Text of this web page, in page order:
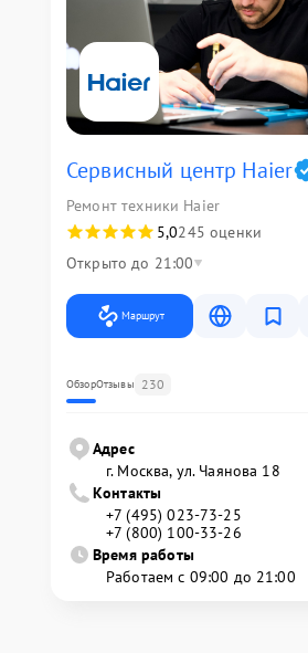
Сервисный центр Haier
Ремонт техники Haier
5,0245 оценки
Открыто до 21:00
Маршрут
ОбзорОтзывы 230
Адрес
г. Москва, ул. Чаянова 18
Контакты
+7 (495) 023-73-25
+7 (800) 100-33-26
Время работы
Работаем с 09:00 до 21:00